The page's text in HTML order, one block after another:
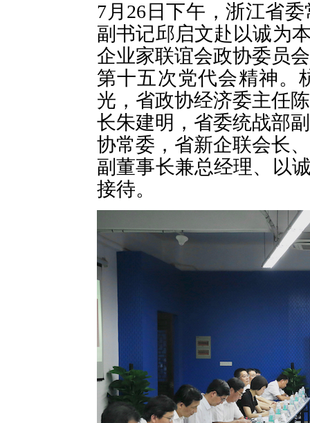
7月 26 日下午，浙江省
副书记邱启文赴以诚为
企业家联谊会政协委员
第十五次党代会精神。
光，省政协经济委主任
长朱建明，省委统战部
协常委，省新企联会长
副董事长兼总经理、以
接待。